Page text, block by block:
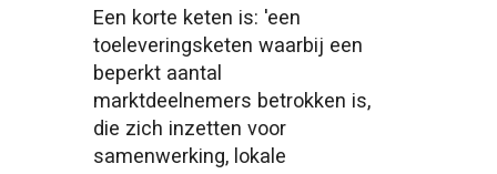
Een korte keten is: 'een
toeleveringsketen waarbij een
beperkt aantal
marktdeelnemers betrokken is,
die zich inzetten voor
samenwerking, lokale